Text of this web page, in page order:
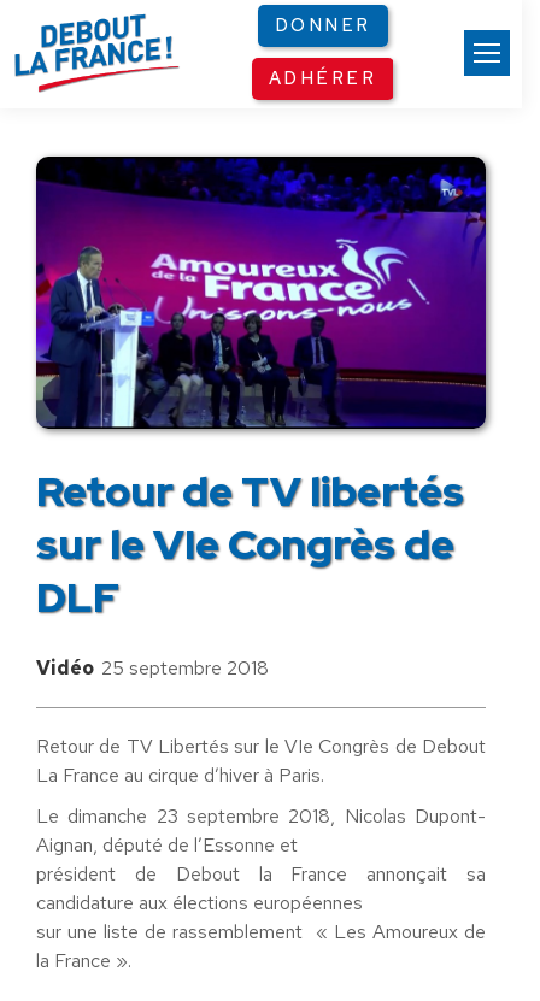
DONNER
ADHÉRER
Retour de TV libertés
sur le VIe Congrès de
DLF
Vidéo 25 septembre 2018
Retour de TV Libertés sur le VIe Congrès de Debout
La France au cirque d’hiver à Paris.
Le dimanche 23 septembre 2018, Nicolas Dupont-
Aignan, député de l’Essonne et
président de Debout la France annonçait sa
candidature aux élections européennes
sur une liste de rassemblement « Les Amoureux de
la France ».
Panneau de gestion des cookies